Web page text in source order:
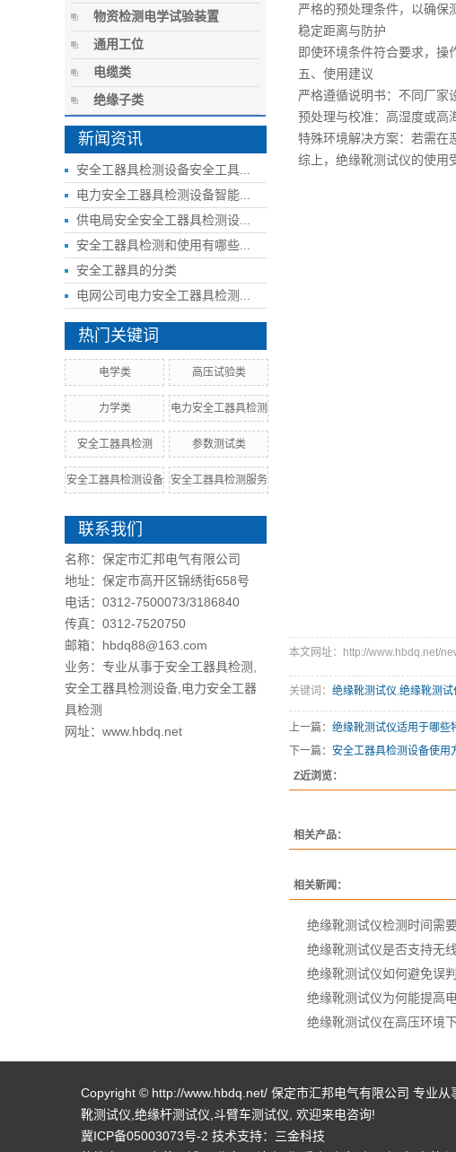
物资检测电学试验装置
通用工位
电缆类
绝缘子类
新闻资讯
安全工器具检测设备安全工具...
电力安全工器具检测设备智能...
供电局安全安全工器具检测设...
安全工器具检测和使用有哪些...
安全工器具的分类
电网公司电力安全工器具检测...
热门关键词
电学类 高压试验类
力学类 电力安全工器具检测
安全工器具检测 参数测试类
安全工器具检测设备 安全工器具检测服务
联系我们
名称：保定市汇邦电气有限公司
地址：保定市高开区锦绣街658号
电话：0312-7500073/3186840
传真：0312-7520750
邮箱：hbdq88@163.com
业务：专业从事于安全工器具检测,
安全工器具检测设备,电力安全工器
具检测
网址：www.hbdq.net
严格的预处理条件，以确保
稳定距离与防护
即使环境条件符合要求，操
五、使用建议
严格遵循说明书：不同厂家
预处理与校准：高湿度或高
特殊环境解决方案：若需在
综上，绝缘靴测试仪的使用
本文网址：http://www.hbdq.net/
关键词： 绝缘靴测试仪 绝缘靴测试
上一篇： 绝缘靴测试仪适用于哪些
下一篇： 安全工器具检测设备使用
Z近浏览：
相关产品：
相关新闻：
绝缘靴测试仪检测时间需
绝缘靴测试仪是否支持无
绝缘靴测试仪如何避免误
绝缘靴测试仪为何能提高
绝缘靴测试仪在高压环境
Copyright © http://www.hbdq.net/ 保定市汇邦电气有限公司 专业从
靴测试仪 绝缘杆测试仪 斗臂车测试仪 , 欢迎来电咨询!
冀ICP备05003073号-2 技术支持： 三金科技